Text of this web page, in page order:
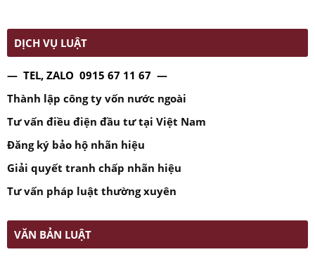
DỊCH VỤ LUẬT
— TEL, ZALO 0915 67 11 67 —
Thành lập công ty vốn nước ngoài
Tư vấn điều điện đầu tư tại Việt Nam
Đăng ký bảo hộ nhãn hiệu
Giải quyết tranh chấp nhãn hiệu
Tư vấn pháp luật thường xuyên
VĂN BẢN LUẬT